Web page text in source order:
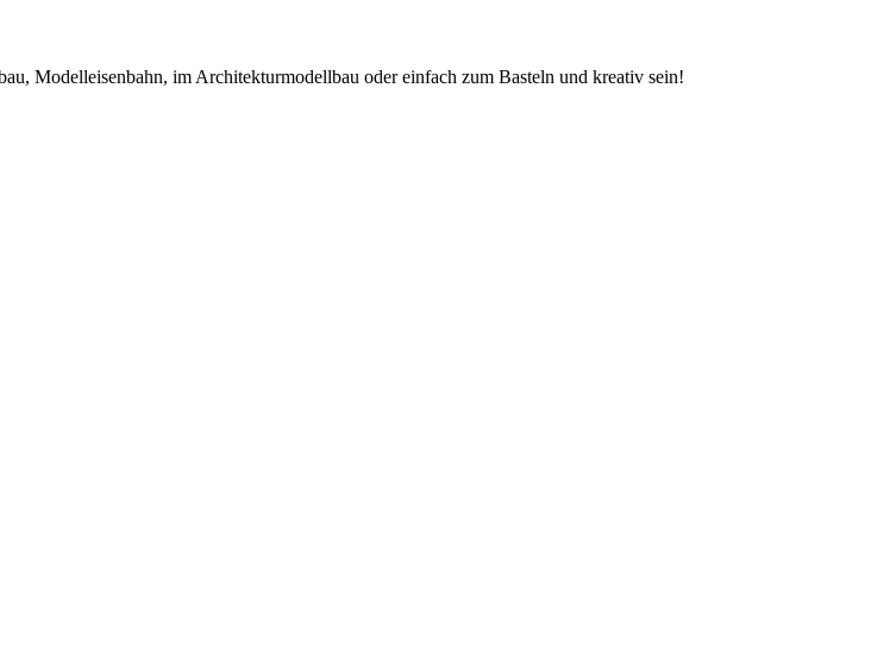
Modelleisenbahn, im Architekturmodellbau oder einfach zum Basteln und kreativ sein!